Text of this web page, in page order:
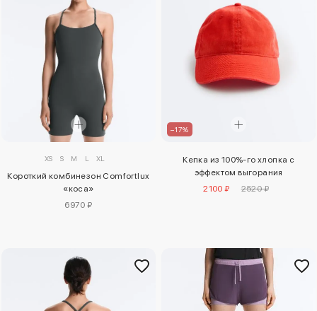
XS S M L XL
Короткий комбинезон Comfortlux
«коса»
6970 ₽
–17%
Кепка из 100%-го хлопка с
эффектом выгорания
2100 ₽
2520 ₽